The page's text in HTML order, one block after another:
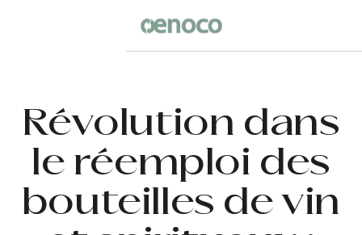
Révolution dans
le réemploi des
bouteilles de vin